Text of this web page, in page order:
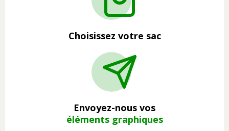
Choisissez votre sac
Envoyez-nous vos
éléments graphiques